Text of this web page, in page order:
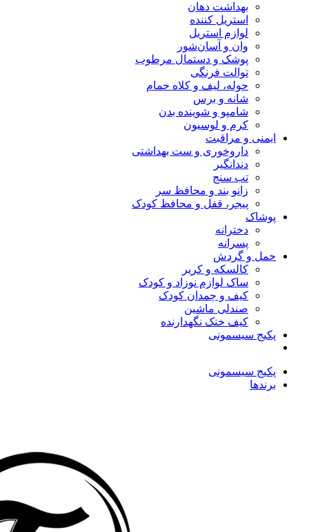
بهداشت دهان
استریل کننده
لوازم استریل
وان و آسان‌شور
پوشک و دستمال مرطوب
توالت فرنگی
حوله، لیف و کلاه حمام
شانه و برس
شامپو و شوینده بدن
کرم و لوسیون
ایمنی و مراقبت
داروخوری و ست بهداشتی
دندانگیر
تب‌ سنج
زانو بند و محافظ سر
پیجر، قفل و محافظ کودک
پوشاک
دخترانه
پسرانه
حمل و گردش
کالسکه و کریر
ساک لوازم نوزاد و کودک
کیف و چمدان کودک
صندلی ماشین
کیف خنک نگهدارنده
پکیج سیسمونی
پکیج سیسمونی
برندها